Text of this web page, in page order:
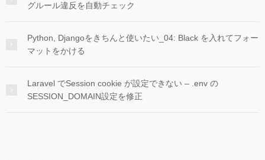
グルール違反を自動チェック
Python, Djangoをきちんと使いたい_04: Black を入れてフォー
マットをかける
Laravel でSession cookie が設定できない – .env の
SESSION_DOMAIN設定を修正